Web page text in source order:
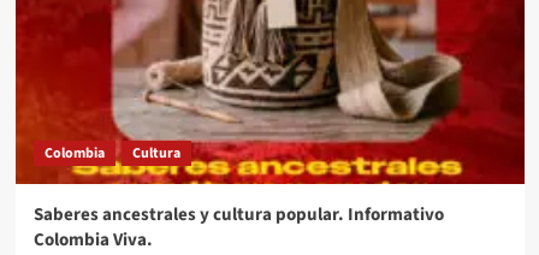
Colombia Cultura
Saberes ancestrales y cultura popular. Informativo
Colombia Viva.